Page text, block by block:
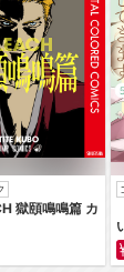
シリーズ
獄頤鳴鳴篇 カ